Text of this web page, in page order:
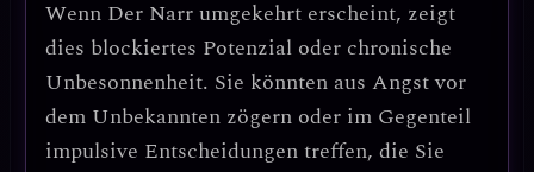
Wenn Der Narr umgekehrt erscheint, zeigt
dies blockiertes Potenzial oder chronische
Unbesonnenheit. Sie könnten aus Angst vor
dem Unbekannten zögern oder im Gegenteil
impulsive Entscheidungen treffen, die Sie